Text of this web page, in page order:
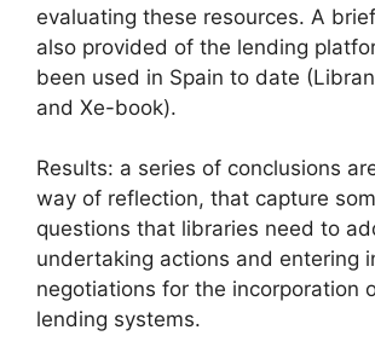
evaluating these resources. A
also provided of the lending
been used in Spain to date
and Xe-book).
Results: a series of conclusions
way of reflection, that capture
questions that libraries need to
undertaking actions and entering
negotiations for the incorporation
lending systems.